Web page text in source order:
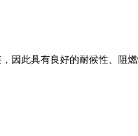
因此具有良好的耐候性、阻